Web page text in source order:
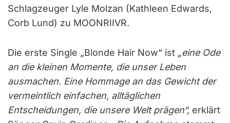
Schlagzeuger Lyle Molzan (Kathleen Edwards,
Corb Lund) zu MOONRIIVR.
Die erste Single „Blonde Hair Now“ ist „eine Ode
an die kleinen Momente, die unser Leben
ausmachen. Eine Hommage an das Gewicht der
vermeintlich einfachen, alltäglichen
Entscheidungen, die unsere Welt prägen“, erklärt